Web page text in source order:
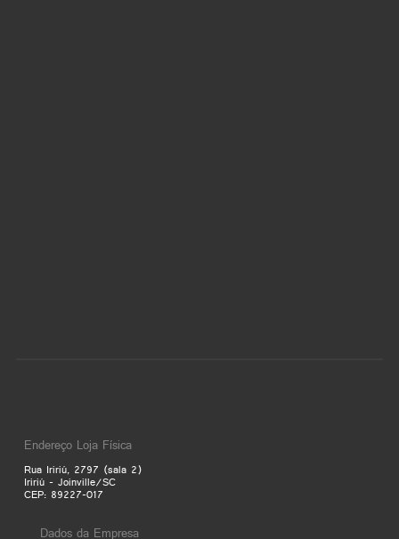
Endereço Loja Física
Rua Iririú, 2797 (sala 2)
Iririú - Joinville/SC
CEP: 89227-017
Dados da Empresa